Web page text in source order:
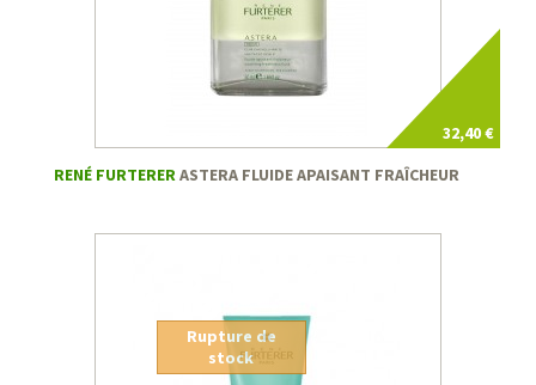
32,40 €
RENÉ FURTERERASTERA FLUIDE APAISANT FRAÎCHEUR
Rupture de
stock